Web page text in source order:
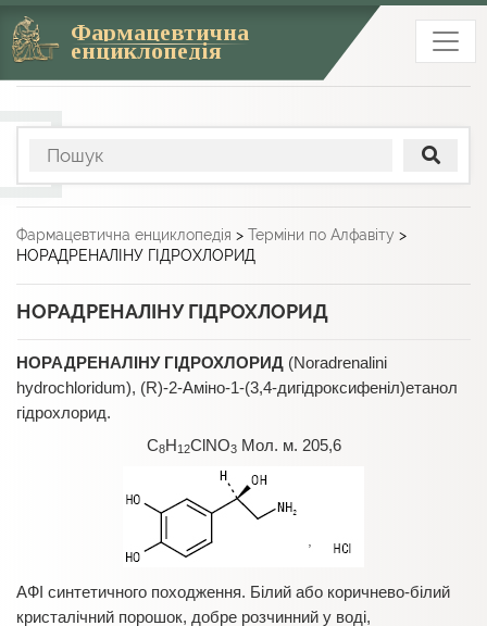
Фармацевтична
енциклопедія
Фармацевтична енциклопедія > Терміни по Алфавіту >
НОРАДРЕНАЛІНУ ГІДРОХЛОРИД
НОРАДРЕНАЛІНУ ГІДРОХЛОРИД
НОРАДРЕНАЛІНУ ГІДРОХЛОРИД (Noradrenalini
hydrochloridum), (R)-2-Аміно-1-(3,4-дигідроксифеніл)етанол
гідрохлорид.
C8H12ClNO3Мол. м. 205,6
АФІ синтетичного походження. Білий або коричнево-білий
кристалічний порошок, добре розчинний у воді,